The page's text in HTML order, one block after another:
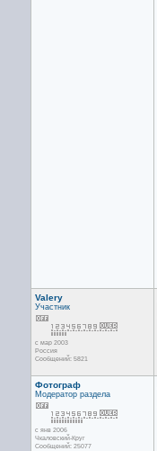
Valery
Участник
с мар 2003
Россия
Сообщений: 5821
Фотограф
Модератор раздела
с янв 2006
Чкаловский-Круг
Сообщений: 25077